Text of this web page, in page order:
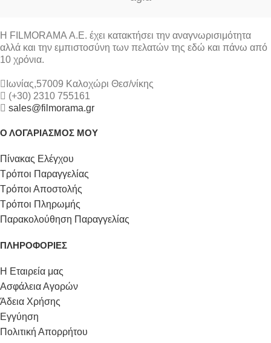
Η FILMORAMA Α.Ε. έχει κατακτήσει την αναγνωρισιμότητα
αλλά και την εμπιστοσύνη των πελατών της εδώ και πάνω από
10 χρόνια.
Ιωνίας,57009 Καλοχώρι Θεσ/νίκης
(+30) 2310 755161
sales@filmorama.gr
Ο ΛΟΓΑΡΙΑΣΜΟΣ ΜΟΥ
Πίνακας Ελέγχου
Τρόποι Παραγγελίας
Τρόποι Αποστολής
Τρόποι Πληρωμής
Παρακολούθηση Παραγγελίας
ΠΛΗΡΟΦΟΡΙΕΣ
Η Εταιρεία μας
Ασφάλεια Αγορών
Άδεια Χρήσης
Εγγύηση
Πολιτική Απορρήτου